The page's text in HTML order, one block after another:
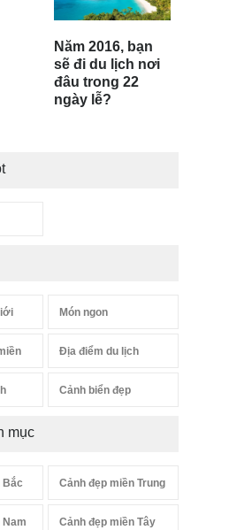
Năm 2016, bạn
sẽ đi du lịch nơi
đâu trong 22
ngày lễ?
Món ngon
Địa điểm du lịch
Cảnh biển đẹp
mục
Bắc Cảnh đẹp miền Trung
Nam Cảnh đẹp miền Tây